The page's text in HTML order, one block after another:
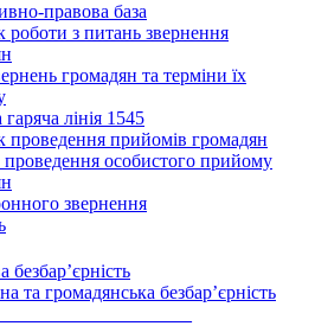
правова база
роботи з питань звернення
громадян та терміни їх
лінія 1545
проведення прийомів громадян
проведення особистого прийому
звернення
та громадянська безбар’єрність